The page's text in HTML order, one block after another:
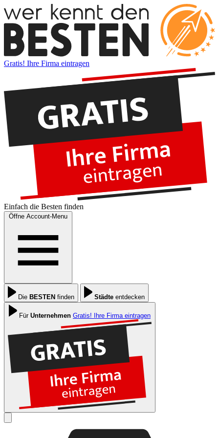
Gratis! Ihre Firma eintragen
Einfach die Besten finden
Öffne Account-Menu
Die BESTEN finden Städte entdecken
Für Unternehmen Gratis! Ihre Firma eintragen